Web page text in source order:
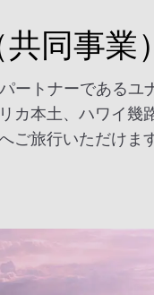
同事業
ートナーである
カ本土、ハワイ
ご旅行いただけます